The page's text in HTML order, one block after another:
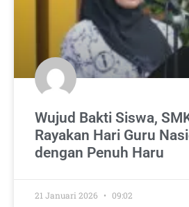
Wujud Bakti Siswa,
Rayakan Hari Guru
dengan Penuh Haru
21 Januari 2026 09:02